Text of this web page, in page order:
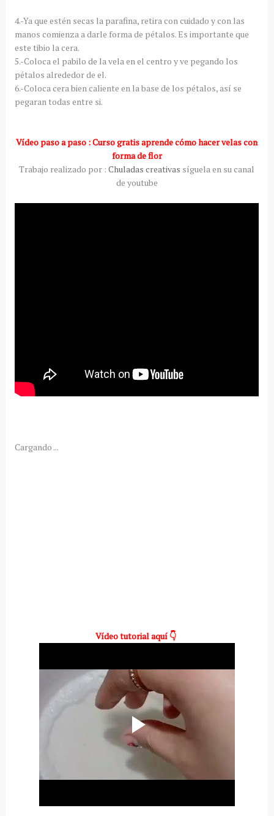
4.-Ya que estén secas la parafina, retira con cuidado y con las
manos comienza a darle forma de pétalos. Es importante que
este tibio la cera.
5.-Coloca el pabilo de la vela en el centro y ve pegando los
pétalos alrededor de el.
6.-Coloca cera bien caliente en la base de los pétalos, así se
pegaran todas entre si.
Vídeo paso a paso : Curso gratis aprende cómo hacer velas con
forma de flor
Trabajo realizado por :Chuladas creativas síguela en su canal
de youtube
Cargando ...
Vídeo tutorial aquí 👇